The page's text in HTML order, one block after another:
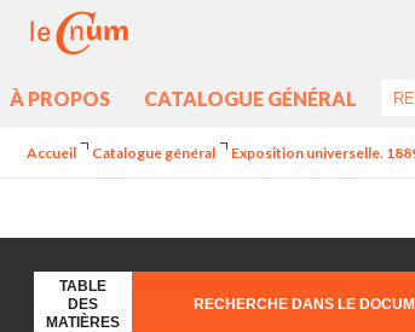
À PROPOS CATALOGUE GÉNÉRAL
Accueil Catalogue général Exposition universelle.
TABLE
DES
MATIÈRES
RECHERCHE DANS LE